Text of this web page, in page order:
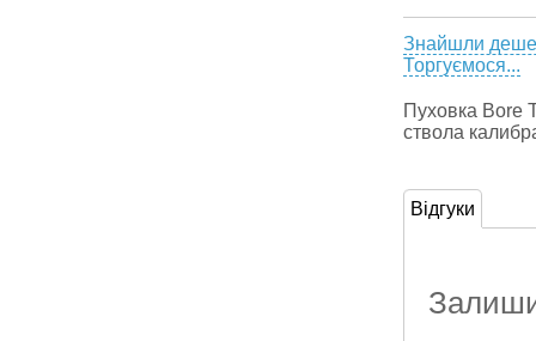
Знайшли
Торгуємося...
Пуховка Bore
ствола
Відгуки